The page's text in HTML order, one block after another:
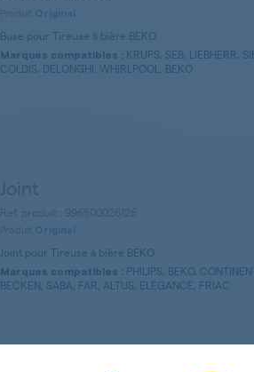
Original
Buse pour Tireuse à bière BEKO
Marques compatibles : KRUPS, SEB, LIEBHERR,
COLDIS, DELONGHI, WHIRLPOOL, BEKO
Original
Joint pour Tireuse à bière BEKO
Marques compatibles : PHILIPS, BEKO,
BECKEN, SABA, FAR, ALTUS, ELEGANCE, FRIAC